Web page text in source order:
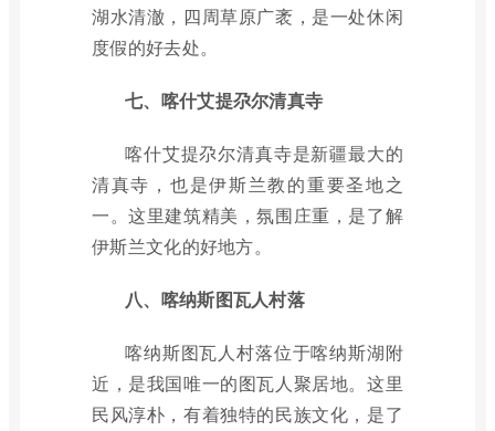
湖水清澈，四周草原广袤，是一处休闲
度假的好去处。
七、喀什艾提尕尔清真寺
喀什艾提尕尔清真寺是新疆最大的
清真寺，也是伊斯兰教的重要圣地之
一。这里建筑精美，氛围庄重，是了解
伊斯兰文化的好地方。
八、喀纳斯图瓦人村落
喀纳斯图瓦人村落位于喀纳斯湖附
近，是我国唯一的图瓦人聚居地。这里
民风淳朴，有着独特的民族文化，是了